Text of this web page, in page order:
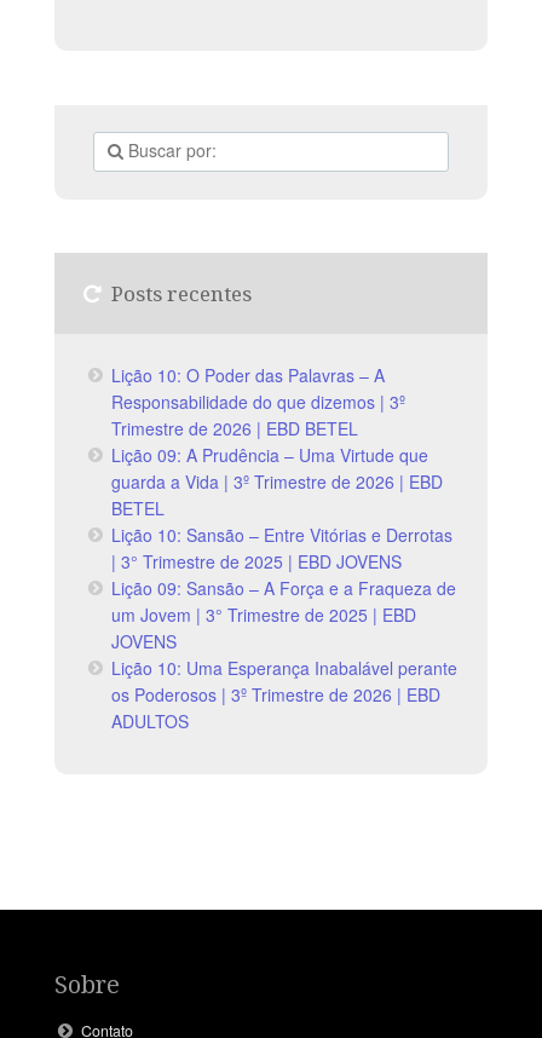
Posts recentes
Lição 10: O Poder das Palavras – A
Responsabilidade do que dizemos | 3º
Trimestre de 2026 | EBD BETEL
Lição 09: A Prudência – Uma Virtude que
guarda a Vida | 3º Trimestre de 2026 | EBD
BETEL
Lição 10: Sansão – Entre Vitórias e Derrotas
| 3° Trimestre de 2025 | EBD JOVENS
Lição 09: Sansão – A Força e a Fraqueza de
um Jovem | 3° Trimestre de 2025 | EBD
JOVENS
Lição 10: Uma Esperança Inabalável perante
os Poderosos | 3º Trimestre de 2026 | EBD
ADULTOS
Sobre
Contato